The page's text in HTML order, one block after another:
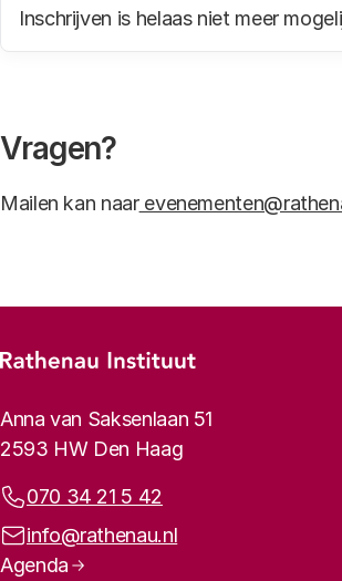
Statusbericht
Inschrijven is helaas niet meer
Vragen?
Mailen kan naar
Footer-menu
Rathenau logo, naar de homepage
Contactinformatie
Anna van Saksenlaan 51
2593 HW Den Haag
Telefoonnummer:
070 34 21 5 42
E-mailadres:
info@rathenau.nl
Paginanavigatie
Agenda